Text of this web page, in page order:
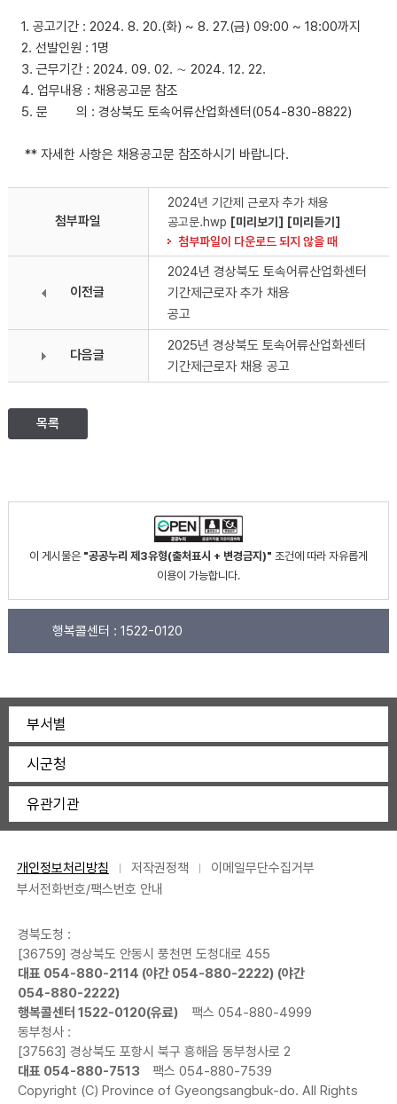
1. 공고기간 : 2024. 8. 20.(화) ~ 8. 27.(금) 09:00 ~ 18:00까지
2. 선발인원 : 1명
3. 근무기간 : 2024. 09. 02. ∼ 2024. 12. 22.
4. 업무내용 : 채용공고문 참조
5. 문 의 : 경상북도 토속어류산업화센터(054-830-8822)
** 자세한 사항은 채용공고문 참조하시기 바랍니다.
첨부파일
2024년 기간제 근로자 추가 채용
공고문.hwp [미리보기]
[미리듣기]
첨부파일이 다운로드 되지 않을 때
이전글
2024년 경상북도 토속어류산업화센터
기간제근로자 추가 채용
공고
다음글
2025년 경상북도 토속어류산업화센터
기간제근로자 채용 공고
목록
이 게시물은 "공공누리 제3유형(출처표시 + 변경금지)" 조건에 따라 자유롭게
이용이 가능합니다.
행복콜센터 : 1522-0120
부서별
시군청
유관기관
개인정보처리방침 저작권정책
이메일무단수집거부
부서전화번호/팩스번호 안내
경북도청 :
[36759] 경상북도 안동시 풍천면 도청대로 455
대표 054-880-2114 (야간 054-880-2222) (야간
054-880-2222)
행복콜센터 1522-0120(유료)
팩스 054-880-4999
동부청사 :
[37563] 경상북도 포항시 북구 흥해읍 동부청사로 2
대표 054-880-7513
팩스 054-880-7539
Copyright (C) Province of Gyeongsangbuk-do. All Rights